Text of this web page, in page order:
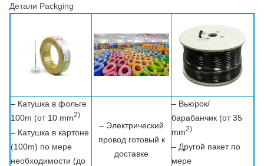
Детали Packging
– Катушка в фольге
100m (от 10 mm2)
– Катушка в картоне
(100m) по мере
необходимости (до
– Электрический
провод готовый к
доставке
– Вьюрок/
барабанчик (от 35
mm2)
– Другой пакет по
мере